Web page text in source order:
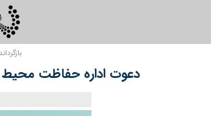
دعوت اداره حفاظت محیط